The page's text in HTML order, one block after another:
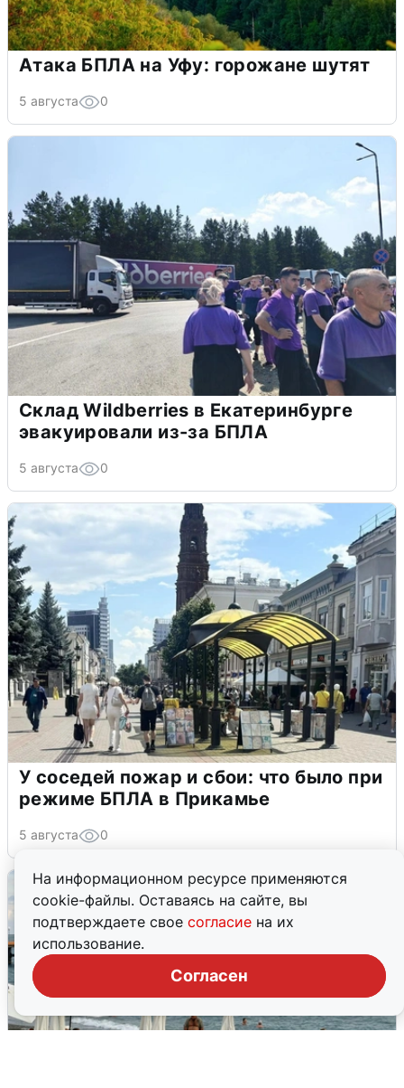
На информационном ресурсе применяются
cookie-файлы. Оставаясь на сайте, вы
подтверждаете свое согласие на их
использование.
Согласен
Атака БПЛА на Уфу: горожане шутят
5 августа 0
Склад Wildberries в Екатеринбурге
эвакуировали из-за БПЛА
5 августа 0
У соседей пожар и сбои: что было при
режиме БПЛА в Прикамье
5 августа 0